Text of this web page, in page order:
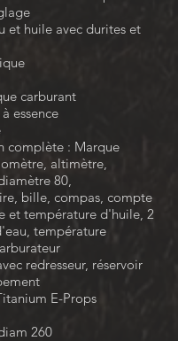
et huile avec durites et
carburant
essence
complète : Marque
altimètre,
80,
bille, compas, compte
et température d'huile, 2
température
redresseur, réservoir
E-Props
260